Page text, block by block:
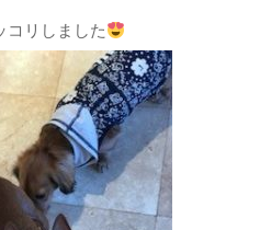
コリしました